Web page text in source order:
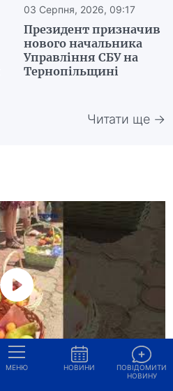
03 Серпня, 2026, 09:17
Президент призначив
нового начальника
Управління СБУ на
Тернопільщині
Читати ще →
МЕНЮ НОВИНИ
ПОВІДОМИТИ
НОВИНУ